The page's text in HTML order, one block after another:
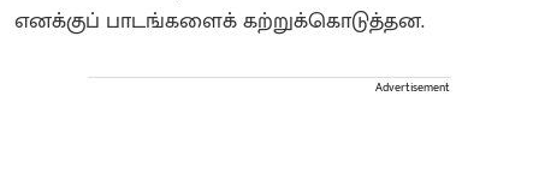
எனக்குப் பாடங்களைக் கற்றுக்கொடுத்தன.
Advertisement